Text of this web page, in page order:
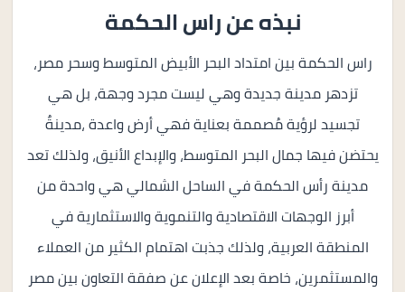
نبذه عن راس الحكمة
راس الحكمة بين امتداد البحر الأبيض المتوسط ​​وسحر مصر،
تزدهر مدينة جديدة وهي ليست مجرد وجهة، بل هي
تجسيد لرؤية مُصممة بعناية فهي أرض واعدة ،مدينةٌ
يحتضن فيها جمال البحر المتوسط، والإبداع الأنيق، ولذلك تعد
مدينة رأس الحكمة في الساحل الشمالي هي واحدة من
أبرز الوجهات الاقتصادية والتنموية والاستثمارية في
المنطقة العربية، ولذلك جذبت اهتمام الكثير من العملاء
والمستثمرين، خاصة بعد الإعلان عن صفقة التعاون بين مصر